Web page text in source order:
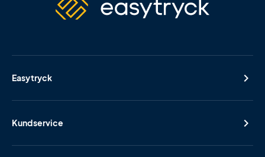
Easytryck
Kundservice